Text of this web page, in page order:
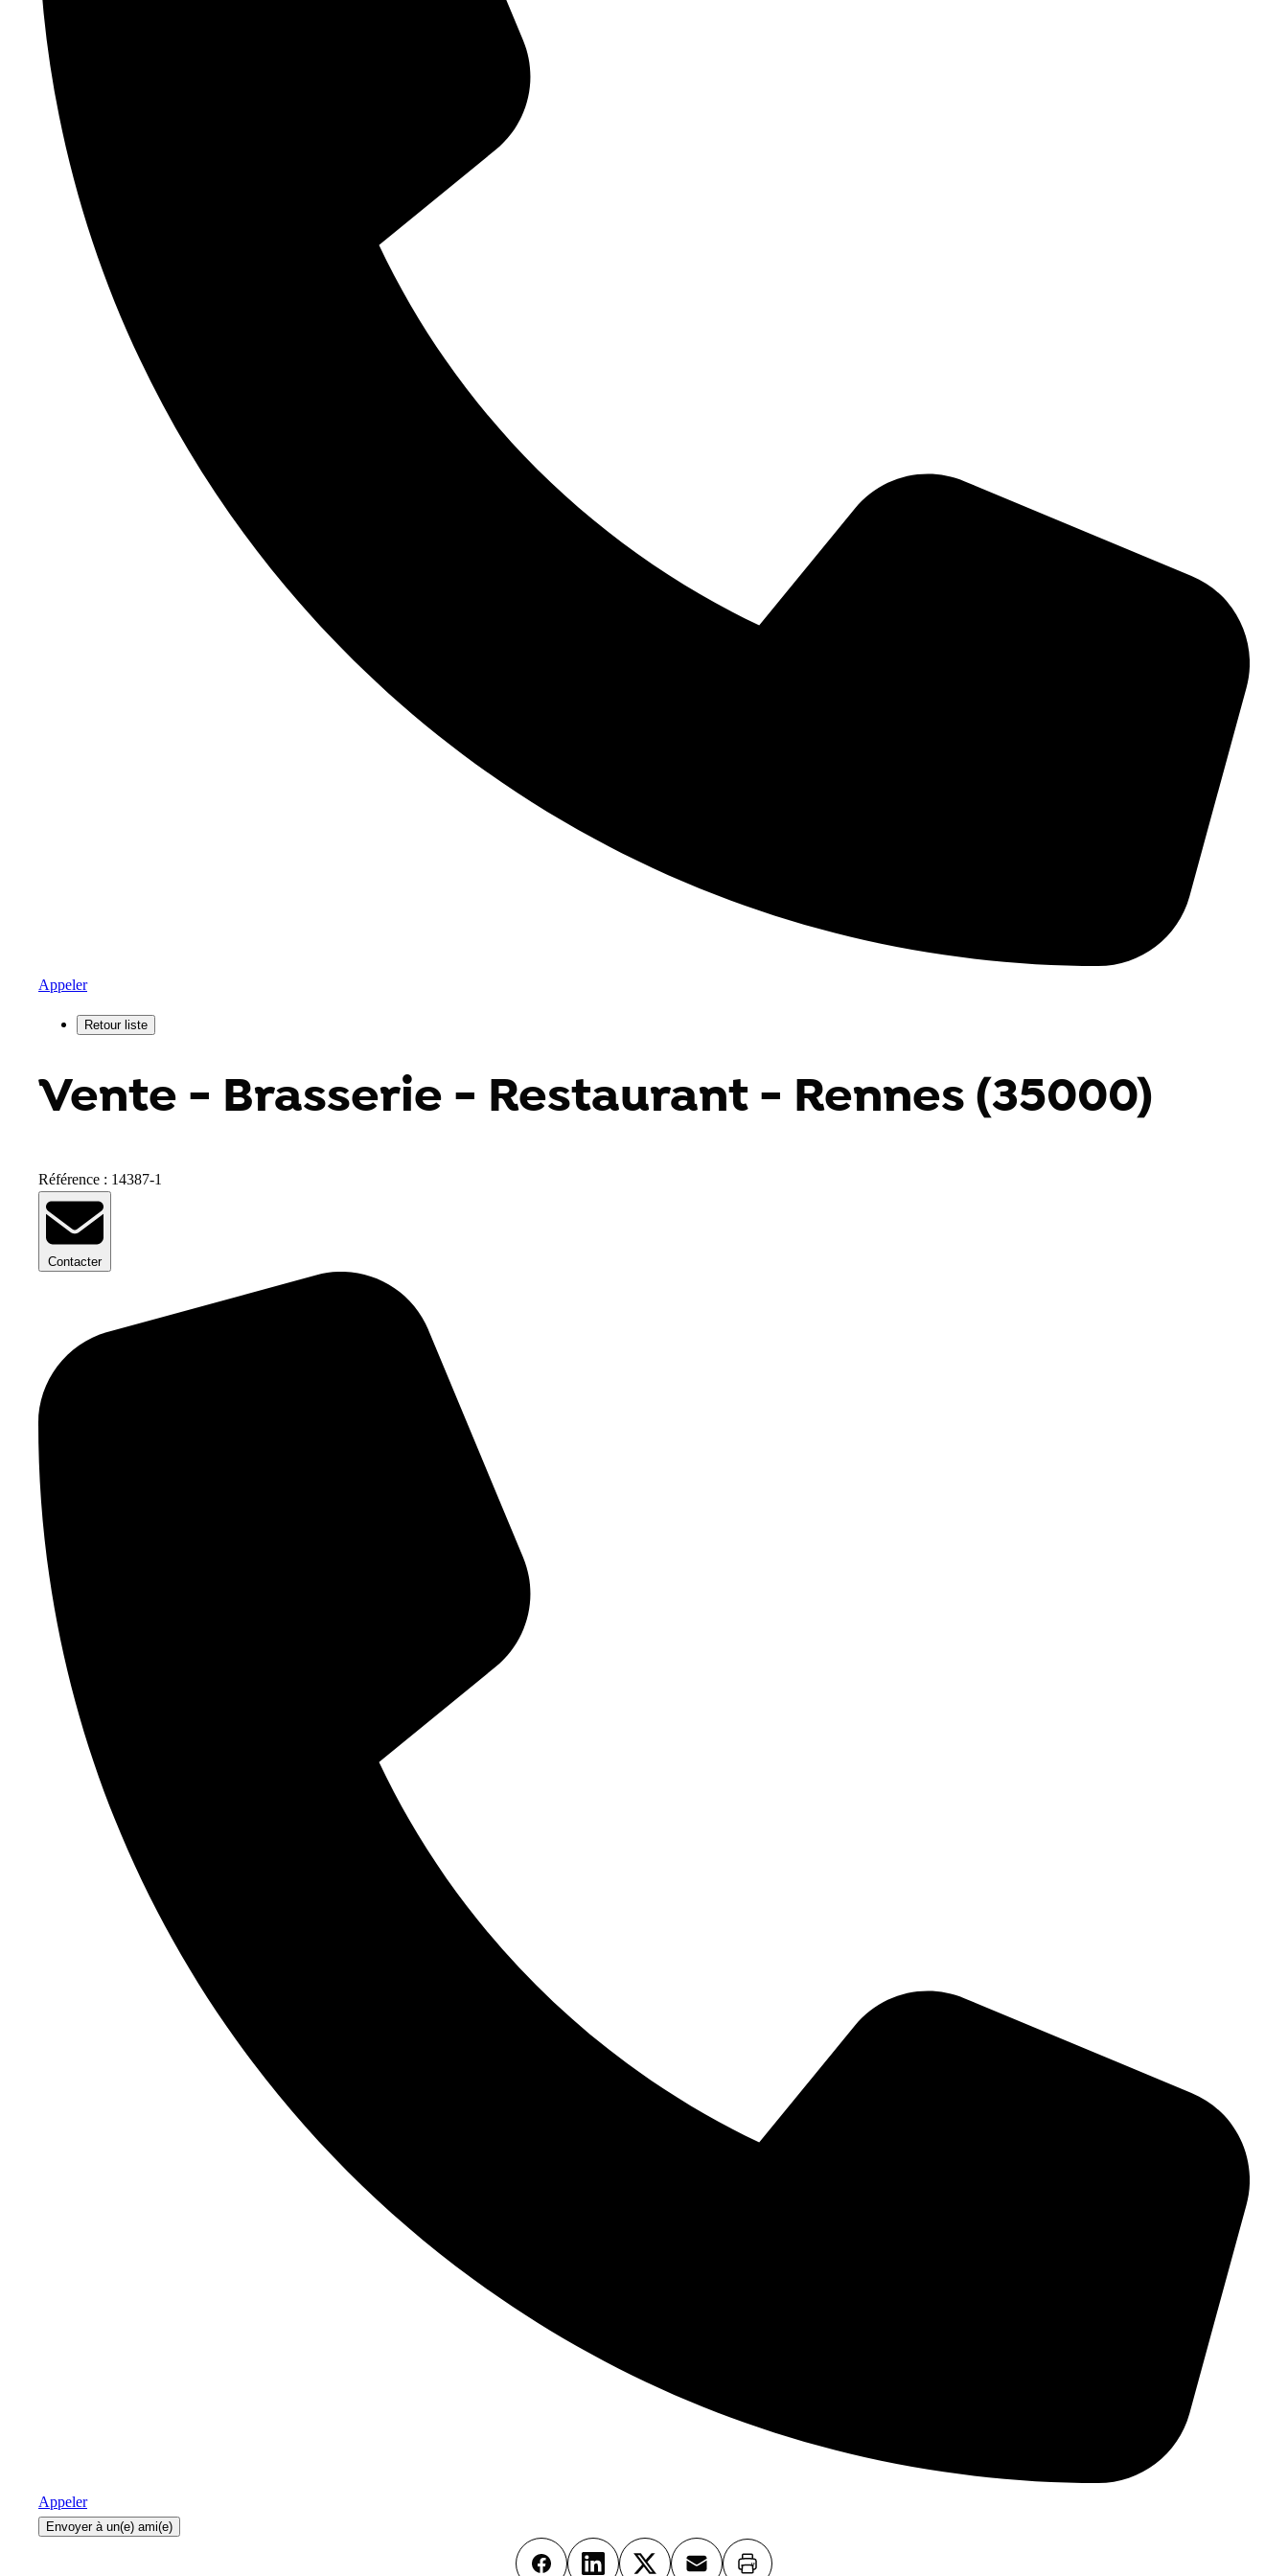
Appeler
Vente - Brasserie - Restaurant - Rennes (35000)
Référence : 14387-1
Contacter
Appeler
Envoyer à un(e) ami(e)
Imprimer